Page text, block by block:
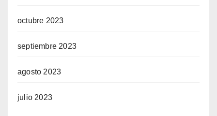
octubre 2023
septiembre 2023
agosto 2023
julio 2023